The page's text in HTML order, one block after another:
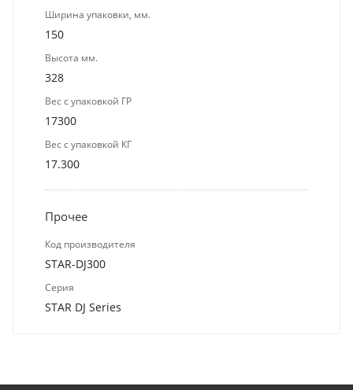
Ширина упаковки, мм.
150
Высота мм.
328
Вес с упаковкой ГР
17300
Вес с упаковкой КГ
17.300
Прочее
Код производителя
STAR-DJ300
Серия
STAR DJ Series